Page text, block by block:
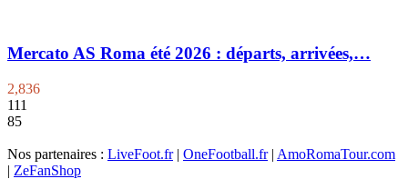
Mercato AS Roma été 2026 : départs, arrivées,…
2,836
111
85
Nos partenaires : LiveFoot.fr| OneFootball.fr| AmoRomaTour.com
| ZeFanShop